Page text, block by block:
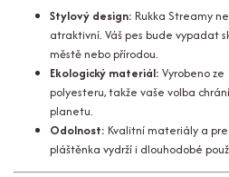
Stylový design: Rukka Streamy
atraktivní. Váš pes bude vypadat
městě nebo přírodou.
Ekologický materiál: Vyrobeno
polyesteru, takže vaše volba
planetu.
Odolnost: Kvalitní materiály a
pláštěnka vydrží i dlouhodobé